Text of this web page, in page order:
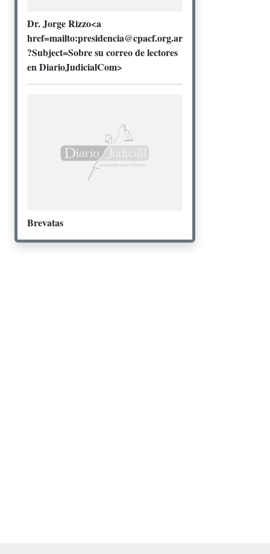
Dr. Jorge Rizzo<a
href=mailto:presidencia@cpacf.org.ar
?Subject=Sobre su correo de lectores
en DiarioJudicialCom>
Brevatas